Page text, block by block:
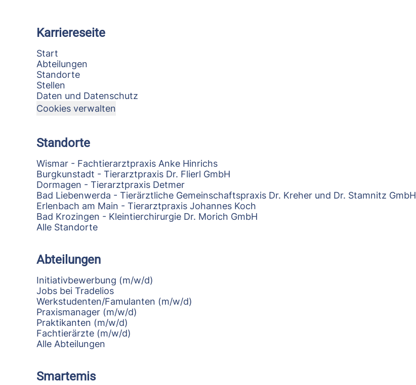
Karriereseite
Start
Abteilungen
Standorte
Stellen
Daten und Datenschutz
Cookies verwalten
Standorte
Wismar - Fachtierarztpraxis Anke Hinrichs
Burgkunstadt - Tierarztpraxis Dr. Flierl GmbH
Dormagen - Tierarztpraxis Detmer
Bad Liebenwerda - Tierärztliche Gemeinschaftspraxis Dr. Kreher und Dr. Stamnitz GmbH
Erlenbach am Main - Tierarztpraxis Johannes Koch
Bad Krozingen - Kleintierchirurgie Dr. Morich GmbH
Alle Standorte
Abteilungen
Initiativbewerbung (m/w/d)
Jobs bei Tradelios
Werkstudenten/Famulanten (m/w/d)
Praxismanager (m/w/d)
Praktikanten (m/w/d)
Fachtierärzte (m/w/d)
Alle Abteilungen
Smartemis